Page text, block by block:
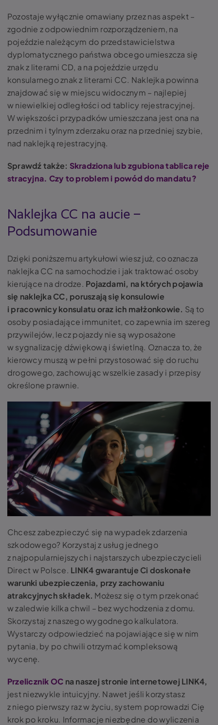
Pozostaje wyłącznie omawiany przez nas aspekt –
zgodnie z odpowiednim rozporządzeniem, na
pojeździe należącym do przedstawicielstwa
dyplomatycznego państwa obcego umieszcza się
znak z literami CD, a na pojeździe urzędu
konsularnego znak z literami CC. Naklejka powinna
znajdować się w miejscu widocznym – najlepiej
w niewielkiej odległości od tablicy rejestracyjnej.
W większości przypadków umieszczana jest ona na
przednim i tylnym zderzaku oraz na przedniej szybie,
nad naklejką rejestracyjną.
Sprawdź także: Skradziona lub zgubiona tablica reje
stracyjna. Czy to problem i powód do mandatu?
Naklejka CC na aucie –
Podsumowanie
Dzięki poniższemu artykułowi wiesz już, co oznacza
naklejka CC na samochodzie i jak traktować osoby
kierujące na drodze. Pojazdami, na których pojawia
się naklejka CC, poruszają się konsulowie
i pracownicy konsulatu oraz ich małżonkowie. Są to
osoby posiadające immunitet, co zapewnia im szereg
przywilejów, lecz pojazdy nie są wyposażone
w sygnalizację dźwiękową i świetlną. Oznacza to, że
kierowcy muszą w pełni przystosować się do ruchu
drogowego, zachowując wszelkie zasady i przepisy
określone prawnie.
Chcesz zabezpieczyć się na wypadek zdarzenia
szkodowego? Korzystaj z usług jednego
z najpopularniejszych i najstarszych ubezpieczycieli
Direct w Polsce. LINK4 gwarantuje Ci doskonałe
warunki ubezpieczenia, przy zachowaniu
atrakcyjnych składek. Możesz się o tym przekonać
w zaledwie kilka chwil – bez wychodzenia z domu.
Skorzystaj z naszego wygodnego kalkulatora.
Wystarczy odpowiedzieć na pojawiające się w nim
pytania, by po chwili otrzymać kompleksową
wycenę.
Przelicznik OC na naszej stronie internetowej LINK4,
jest niezwykle intuicyjny. Nawet jeśli korzystasz
z niego pierwszy raz w życiu, system poprowadzi Cię
krok po kroku. Informacje niezbędne do wyliczenia